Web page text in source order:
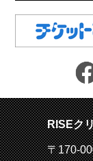
RISEク
〒170-